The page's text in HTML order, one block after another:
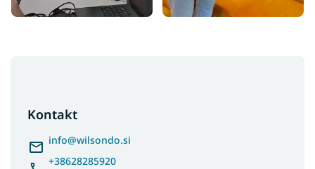
Kontakt
info@wilsondo.si
+38628285920